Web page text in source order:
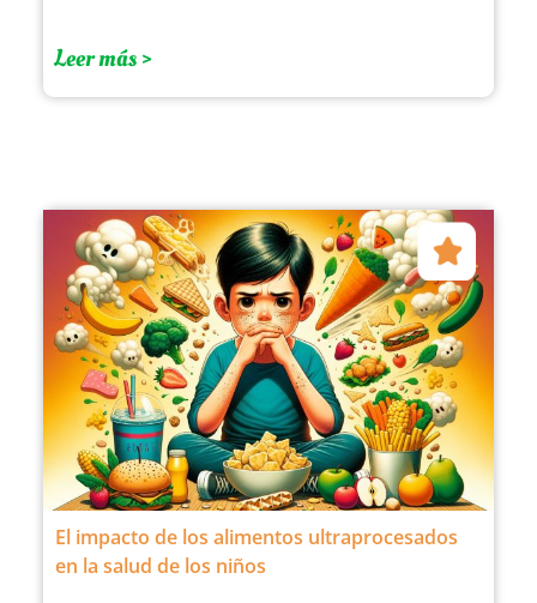
Leer más >
El impacto de los alimentos ultraprocesados
en la salud de los niños